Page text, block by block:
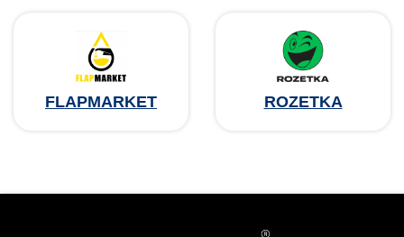
FLAPMARKET ROZETKA